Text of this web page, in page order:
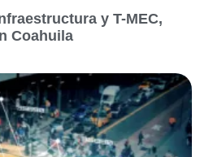
y T-MEC,
Coahuila